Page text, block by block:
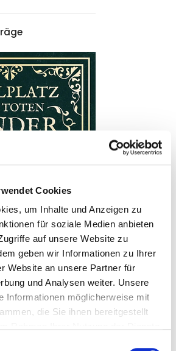
Cookies
um Inhalte und Anzeigen zu
für soziale Medien anbieten
auf unsere Website zu
geben wir Informationen zu Ihrer
Website an unsere Partner für
und Analysen weiter. Unsere
Informationen möglicherweise mit
die Sie ihnen bereitgestellt